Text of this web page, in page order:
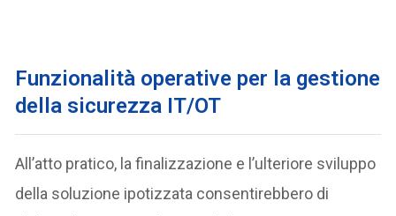
Funzionalità operative per la gestione
della sicurezza IT/OT
All’atto pratico, la finalizzazione e l’ulteriore sviluppo
della soluzione ipotizzata consentirebbero di